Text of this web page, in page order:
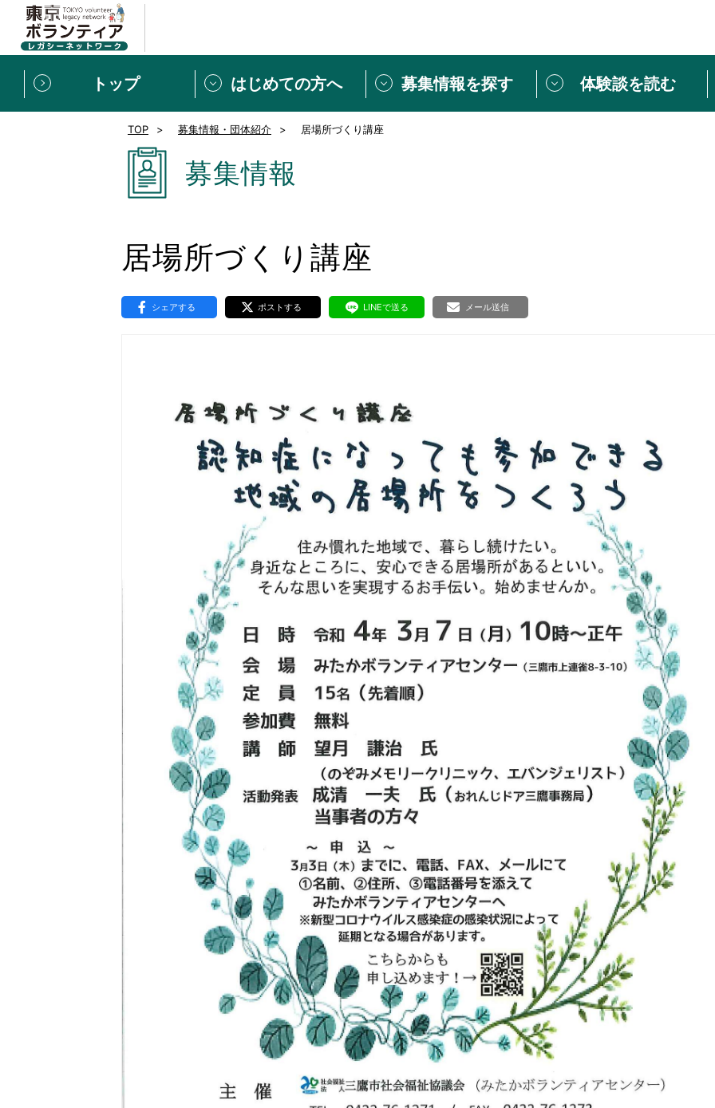
トップ はじめての方へ
新規登録 ボランティアをしたい方は
東京ボランティアレガシーネットワークとは
VLNポイントとは 中高生が参加
募集情報を探す
募集情報
体験談を読む
[個人] 体験談
ボランティアの広場
新着記事一覧
シティキャスト
おもてなし語学ボランティア
ボランティア
TOP 募集情報・団体紹介 居場所づくり講座
募集情報
居場所づくり講座
シェアする ポストする LINEで送る メール送信